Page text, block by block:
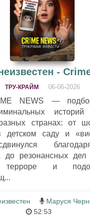
-
ТРУ-КРАЙМ 06-06-2026
NEWS —
историй
странах: от
детском саду и
до резонансных
и
Маруся
52:53